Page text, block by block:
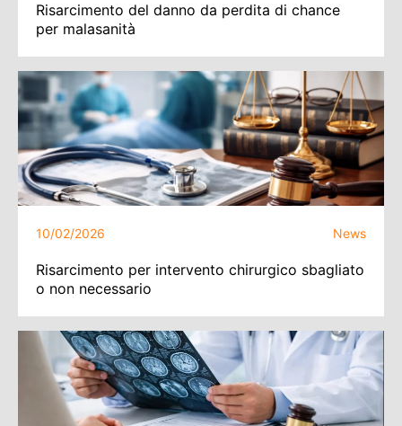
Risarcimento del danno da perdita di chance
per malasanità
10/02/2026 News
Risarcimento per intervento chirurgico sbagliato
o non necessario